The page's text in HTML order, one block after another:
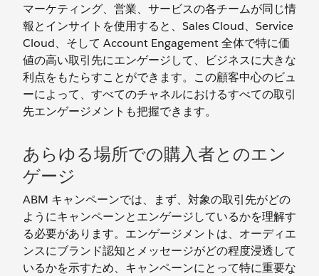
マーケティング、営業、サービスの各チームが同じ情
報とインサイトを使用すると、Sales Cloud、Service
Cloud、そして Account Engagement 全体で特に価
値の高い取引先にエンゲージして、ビジネスに大きな
利点をもたらすことができます。この顧客中心のビュ
ーによって、すべてのチャネルにおけるすべての取引
先エンゲージメントも把握できます。
あらゆる場所での購入者とのエン
ゲージ
ABM キャンペーンでは、まず、対象の取引先がどの
ようにキャンペーンとエンゲージしているかを理解す
る必要があります。エンゲージメントは、オーディエ
ンスにブランド認知とメッセージがどの程度浸透して
いるかを示すため、キャンペーンにとって特に重要な